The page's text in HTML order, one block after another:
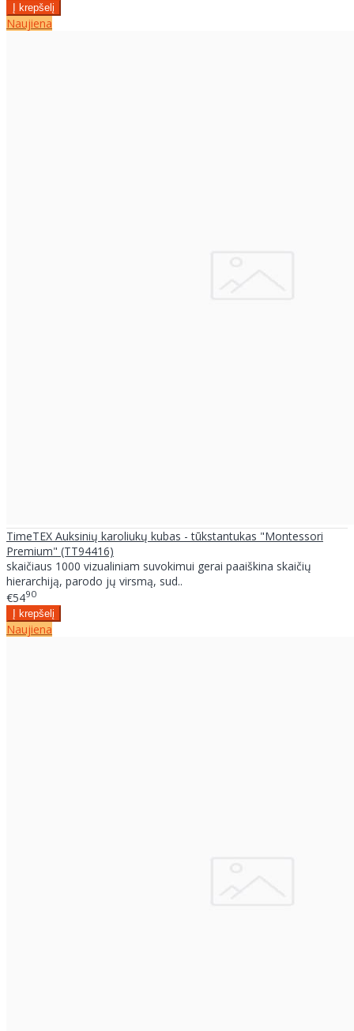
Naujiena
TimeTEX Auksinių karoliukų kubas - tūkstantukas "Montessori
Premium" (TT94416)
skaičiaus 1000 vizualiniam suvokimui gerai paaiškina skaičių
hierarchiją, parodo jų virsmą, sud..
€5490
Naujiena